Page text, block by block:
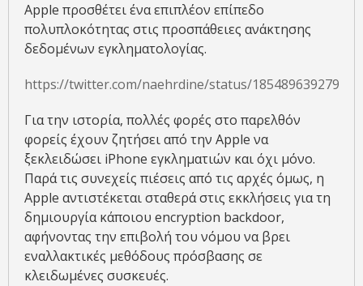
Apple προσθέτει ένα επιπλέον επίπεδο
πολυπλοκότητας στις προσπάθειες ανάκτησης
δεδομένων εγκληματολογίας.
https://twitter.com/naehrdine/status/
Για την ιστορία, πολλές φορές στο παρελθόν
φορείς έχουν ζητήσει από την Apple να
ξεκλειδώσει iPhone εγκληματιών και όχι μόνο.
Παρά τις συνεχείς πιέσεις από τις αρχές όμως, η
Apple αντιστέκεται σταθερά στις εκκλήσεις για τη
δημιουργία κάποιου encryption backdoor,
αφήνοντας την επιβολή του νόμου να βρει
εναλλακτικές μεθόδους πρόσβασης σε
κλειδωμένες συσκευές.